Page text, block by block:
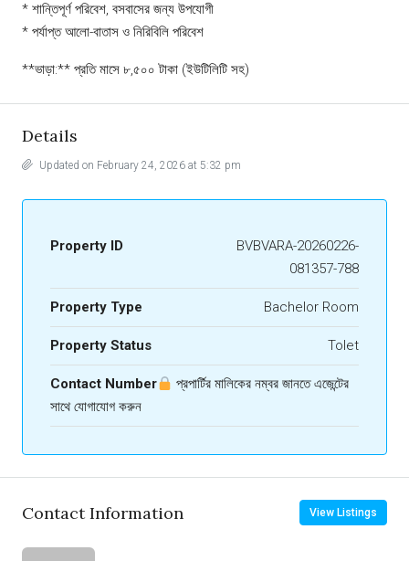
* শান্তিপূর্ণ পরিবেশ, বসবাসের জন্য উপযোগী
* পর্যাপ্ত আলো-বাতাস ও নিরিবিলি পরিবেশ
**ভাড়া:** প্রতি মাসে ৮,৫০০ টাকা (ইউটিলিটি সহ)
Details
Updated on February 24, 2026 at 5:32 pm
Property ID
BVBVARA-20260226-
081357-788
Property Type Bachelor Room
Property Status Tolet
Contact Number
প্রপার্টির মালিকের নম্বর জানতে এজেন্টের
সাথে যোগাযোগ করুন
Contact Information View Listings